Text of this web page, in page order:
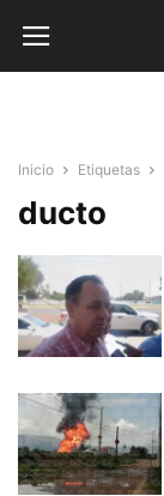
Inicio Etiquetas
ducto